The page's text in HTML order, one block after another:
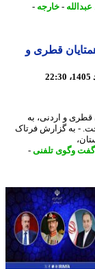
-خارجه-
قطری و
و اردنی، به
گزارش فرتاک
تلفنی-